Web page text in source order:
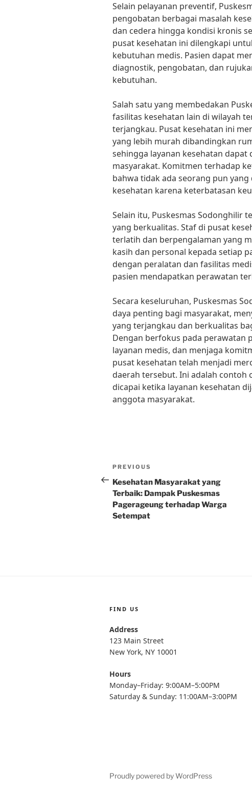
Selain pelayanan preventif,
pengobatan berbagai masalah
dan cedera hingga kondisi kronis
pusat kesehatan ini dilengkapi
kebutuhan medis. Pasien dapat
diagnostik, pengobatan, dan
kebutuhan.
Salah satu yang membedakan
fasilitas kesehatan lain di wilayah
terjangkau. Pusat kesehatan ini
yang lebih murah dibandingkan
sehingga layanan kesehatan dapat
masyarakat. Komitmen terhadap
bahwa tidak ada seorang pun
kesehatan karena keterbatasan
Selain itu, Puskesmas Sodonghilir
yang berkualitas. Staf di pusat
terlatih dan berpengalaman yang
kasih dan personal kepada setiap
dengan peralatan dan fasilitas
pasien mendapatkan perawatan
Secara keseluruhan, Puskesmas
daya penting bagi masyarakat,
yang terjangkau dan berkualitas
Dengan berfokus pada perawatan
layanan medis, dan menjaga
pusat kesehatan telah menjadi
daerah tersebut. Ini adalah contoh
dicapai ketika layanan kesehatan
anggota masyarakat.
Post
navigation
Previous
Post
PREVIOUS
Kesehatan Masyarakat yang
Terbaik: Dampak Puskesmas
Pagerageung terhadap Warga
Setempat
FIND US
Address
123 Main Street
New York, NY 10001
Hours
Monday–Friday: 9:00AM–5:00PM
Saturday & Sunday: 11:00AM–3:00PM
Proudly powered by WordPress